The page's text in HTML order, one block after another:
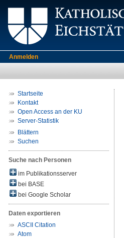
Anmelden
Startseite
Kontakt
Open Access an der KU
Server-Statistik
Blättern
Suchen
Suche nach Personen
im Publikationsserver
bei BASE
bei Google Scholar
Daten exportieren
ASCII Citation
Atom